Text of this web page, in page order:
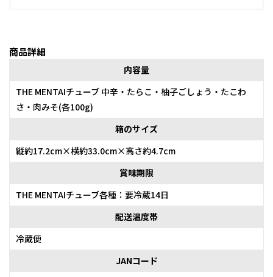
商品詳細
内容量
THE MENTAIチューブ 中辛・たらこ・柚子ごしょう・たこわ
さ・肉みそ(各100g)
箱のサイズ
縦約17.2cm×横約33.0cm×高さ約4.7cm
賞味期限
THE MENTAIチューブ各種：要冷蔵14日
配送温度帯
冷蔵便
JANコード